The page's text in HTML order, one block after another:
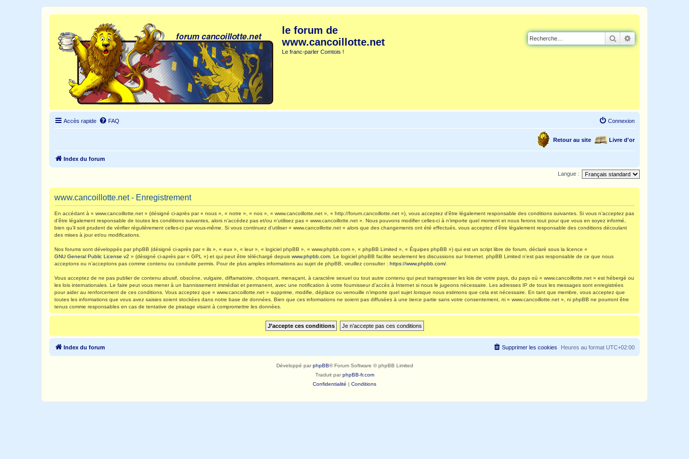
le forum de
www.cancoillotte.net
Le franc-parler Comtois !
Rechercher
Accès rapide FAQ Connexion
Livre d'or
Retour au site
Index du forum
Langue :
www.cancoillotte.net - Enregistrement
En accédant à « www.cancoillotte.net » (désigné ci-après par « nous », « notre », « nos », « www.cancoillotte.net », « http://forum.cancoillotte.net »), vous acceptez d’être légalement responsable des conditions suivantes. Si vous n’acceptez pas
d’être légalement responsable de toutes les conditions suivantes, alors n’accédez pas et/ou n’utilisez pas « www.cancoillotte.net ». Nous pouvons modifier celles-ci à n’importe quel moment et nous ferons tout pour que vous en soyez informé,
bien qu’il soit prudent de vérifier régulièrement celles-ci par vous-même. Si vous continuez d’utiliser « www.cancoillotte.net » alors que des changements ont été effectués, vous acceptez d’être légalement responsable des conditions découlant
des mises à jour et/ou modifications.
Nos forums sont développés par phpBB (désigné ci-après par « ils », « eux », « leur », « logiciel phpBB », « www.phpbb.com », « phpBB Limited », « Équipes phpBB ») qui est un script libre de forum, déclaré sous la licence «
GNU General Public License v2 » (désigné ci-après par « GPL ») et qui peut être téléchargé depuis www.phpbb.com . Le logiciel phpBB facilite seulement les discussions sur Internet. phpBB Limited n’est pas responsable de ce que nous
acceptons ou n’acceptons pas comme contenu ou conduite permis. Pour de plus amples informations au sujet de phpBB, veuillez consulter : https://www.phpbb.com/
Vous acceptez de ne pas publier de contenu abusif, obscène, vulgaire, diffamatoire, choquant, menaçant, à caractère sexuel ou tout autre contenu qui peut transgresser les lois de votre pays, du pays où « www.cancoillotte.net » est hébergé ou
les lois internationales. Le faire peut vous mener à un bannissement immédiat et permanent, avec une notification à votre fournisseur d’accès à Internet si nous le jugeons nécessaire. Les adresses IP de tous les messages sont enregistrées
pour aider au renforcement de ces conditions. Vous acceptez que « www.cancoillotte.net » supprime, modifie, déplace ou verrouille n’importe quel sujet lorsque nous estimons que cela est nécessaire. En tant que membre, vous acceptez que
toutes les informations que vous avez saisies soient stockées dans notre base de données. Bien que ces informations ne soient pas diffusées à une tierce partie sans votre consentement, ni « www.cancoillotte.net », ni phpBB ne pourront être
tenus comme responsables en cas de tentative de piratage visant à compromettre les données.
Index du forum Heures au format UTC+02:00
Supprimer les cookies
Développé parphpBB® Forum Software © phpBB Limited
Traduit parphpBB-fr.com
Confidentialité | Conditions